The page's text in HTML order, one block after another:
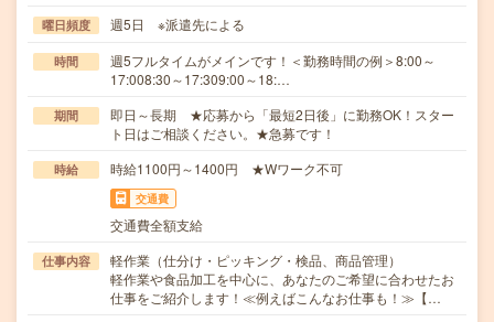
曜日頻度 週5日 ※派遣先による
時間
週5フルタイムがメインです！＜勤務時間の例＞8:00～
17:008:30～17:309:00～18:…
期間
即日～長期 ★応募から「最短2日後」に勤務OK！スター
ト日はご相談ください。★急募です！
時給 時給1100円～1400円 ★Wワーク不可
交通費
交通費全額支給
仕事内容
軽作業（仕分け・ピッキング・検品、商品管理）
軽作業や食品加工を中心に、あなたのご希望に合わせたお
仕事をご紹介します！≪例えばこんなお仕事も！≫【…